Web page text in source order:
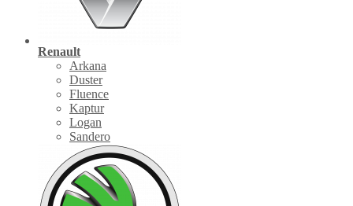
Renault
Arkana
Duster
Fluence
Kaptur
Logan
Sandero